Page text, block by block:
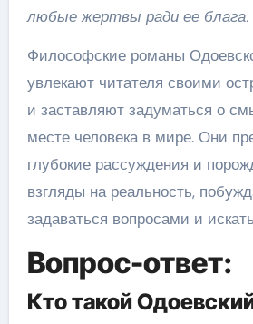
любые жертвы ради ее блага.
Философские романы
увлекают читателя своими
и заставляют задуматься о
месте человека в мире. Они
глубокие рассуждения и
взгляды на реальность,
задаваться вопросами и
Вопрос-ответ:
Кто такой